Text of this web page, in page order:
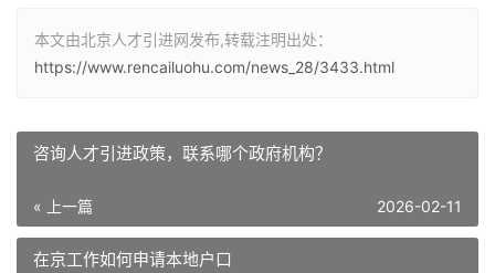
本文由北京人才引进网发布,转载注明出处：
https://www.rencailuohu.com/news_28/3433.html
咨询人才引进政策，联系哪个政府机构？
« 上一篇 2026-02-11
在京工作如何申请本地户口